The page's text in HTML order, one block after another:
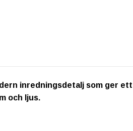
inredningsdetalj som ger
och ljus.